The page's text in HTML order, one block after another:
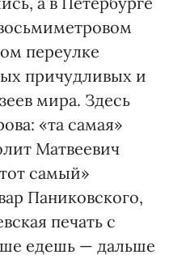
переулке
причудливых и
мира. Здесь
«та самая»
Матвеевич
самый»
Паниковского,
печать с
едешь — дальше